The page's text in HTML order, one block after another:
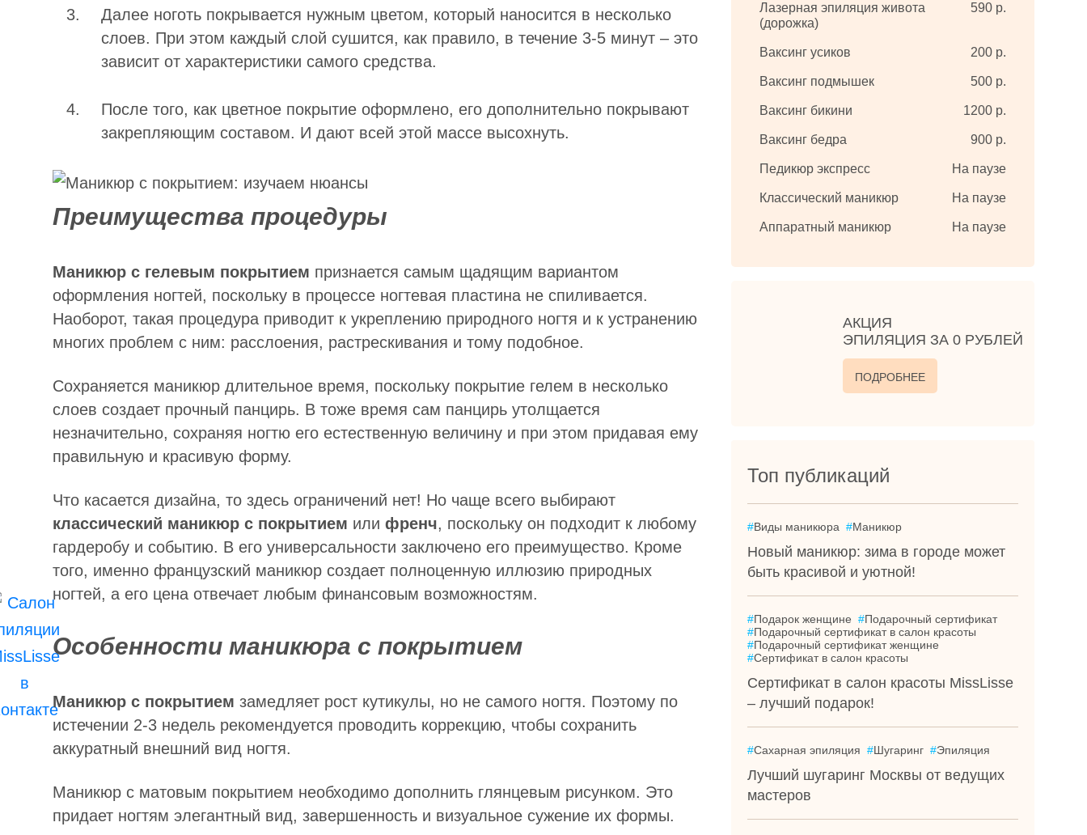
Далее ноготь покрывается нужным цветом, который наносится в несколько
слоев. При этом каждый слой сушится, как правило, в течение 3-5 минут – это
зависит от характеристики самого средства.
После того, как цветное покрытие оформлено, его дополнительно покрывают
закрепляющим составом. И дают всей этой массе высохнуть.
Преимущества процедуры
Маникюр с гелевым покрытием признается самым щадящим вариантом
оформления ногтей, поскольку в процессе ногтевая пластина не спиливается.
Наоборот, такая процедура приводит к укреплению природного ногтя и к устранению
многих проблем с ним: расслоения, растрескивания и тому подобное.
Сохраняется маникюр длительное время, поскольку покрытие гелем в несколько
слоев создает прочный панцирь. В тоже время сам панцирь утолщается
незначительно, сохраняя ногтю его естественную величину и при этом придавая ему
правильную и красивую форму.
Что касается дизайна, то здесь ограничений нет! Но чаще всего выбирают
классический маникюр с покрытием или френч, поскольку он подходит к любому
гардеробу и событию. В его универсальности заключено его преимущество. Кроме
того, именно французский маникюр создает полноценную иллюзию природных
ногтей, а его цена отвечает любым финансовым возможностям.
Особенности маникюра с покрытием
Маникюр с покрытием замедляет рост кутикулы, но не самого ногтя. Поэтому по
истечении 2-3 недель рекомендуется проводить коррекцию, чтобы сохранить
аккуратный внешний вид ногтя.
Маникюр с матовым покрытием необходимо дополнить глянцевым рисунком. Это
придает ногтям элегантный вид, завершенность и визуальное сужение их формы.
Лазерная эпиляция живота
(дорожка)
590 р.
Ваксинг усиков 200 р.
Ваксинг подмышек 500 р.
Ваксинг бикини 1200 р.
Ваксинг бедра 900 р.
Педикюр экспресс На паузе
Классический маникюр На паузе
Аппаратный маникюр На паузе
АКЦИЯ
ЭПИЛЯЦИЯ ЗА 0 РУБЛЕЙ
ПОДРОБНЕЕ
Топ публикаций
#Виды маникюра #Маникюр
Новый маникюр: зима в городе может
быть красивой и уютной!
#Подарок женщине #Подарочный сертификат
#Подарочный сертификат в салон красоты
#Подарочный сертификат женщине
#Сертификат в салон красоты
Сертификат в салон красоты MissLisse
– лучший подарок!
#Сахарная эпиляция #Шугаринг #Эпиляция
Лучший шугаринг Москвы от ведущих
мастеров